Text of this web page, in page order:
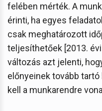
felében mérték. A
érinti, ha egyes
csak meghatározott
teljesíthetőek [2013. évi
változás azt jelenti,
előnyeinek tovább
kell a munkarendre